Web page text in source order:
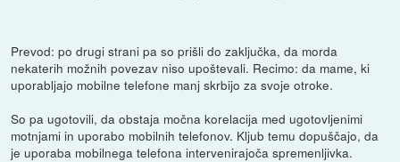
Prevod: po drugi strani pa so prišli do zaključka, da morda
nekaterih možnih povezav niso upoštevali. Recimo: da mame, ki
uporabljajo mobilne telefone manj skrbijo za svoje otroke.
So pa ugotovili, da obstaja močna korelacija med ugotovljenimi
motnjami in uporabo mobilnih telefonov. Kljub temu dopuščajo, da
je uporaba mobilnega telefona intervenirajoča spremenljivka.